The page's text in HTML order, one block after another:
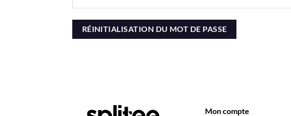
RÉINITIALISATION DU MOT DE PASSE
Mon compte